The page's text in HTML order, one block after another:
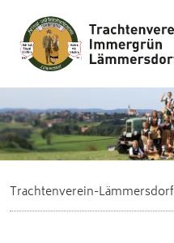
Trachtenverein-Lämmersdorf